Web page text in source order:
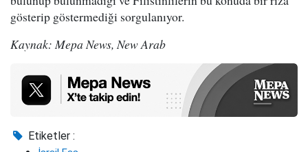
gösterip göstermediği sorgulanıyor.
Kaynak: Mepa News, New Arab
Etiketler :